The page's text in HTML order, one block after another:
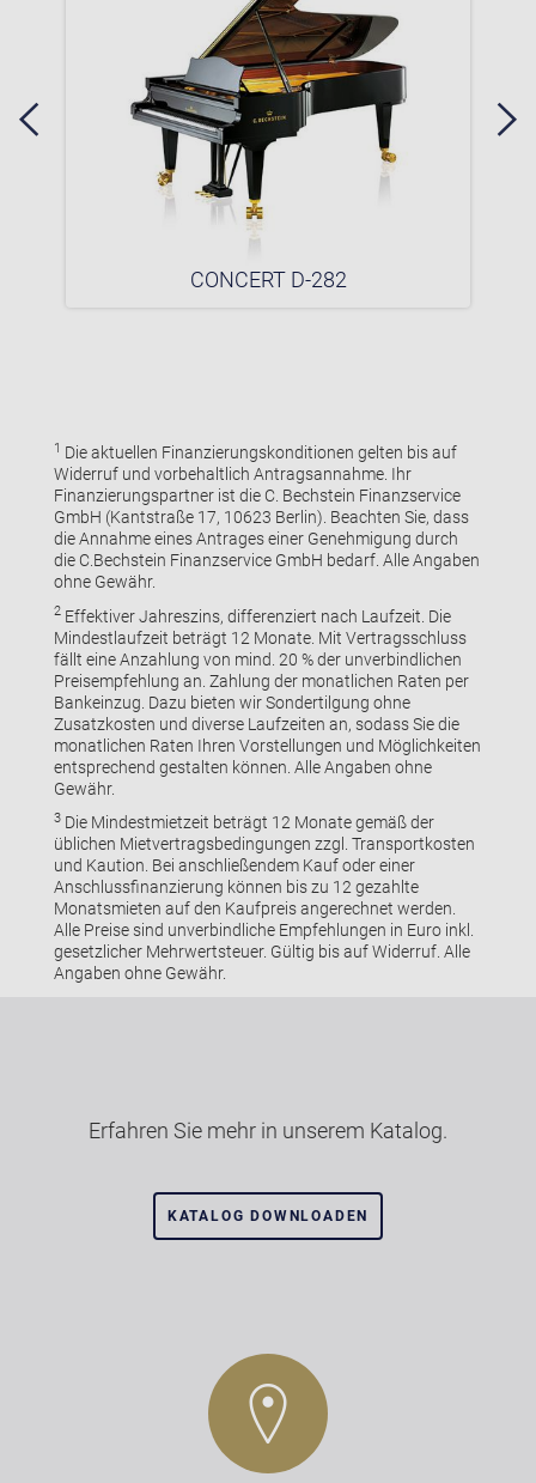
CONCERT D-282
1 Die aktuellen Finanzierungskonditionen gelten bis auf
Widerruf und vorbehaltlich Antragsannahme. Ihr
Finanzierungspartner ist die C. Bechstein Finanzservice
GmbH (Kantstraße 17, 10623 Berlin). Beachten Sie, dass
die Annahme eines Antrages einer Genehmigung durch
die C.Bechstein Finanzservice GmbH bedarf. Alle Angaben
ohne Gewähr.
2Effektiver Jahreszins, differenziert nach Laufzeit. Die
Mindestlaufzeit beträgt 12 Monate. Mit Vertragsschluss
fällt eine Anzahlung von mind. 20 % der unverbindlichen
Preisempfehlung an. Zahlung der monatlichen Raten per
Bankeinzug. Dazu bieten wir Sondertilgung ohne
Zusatzkosten und diverse Laufzeiten an, sodass Sie die
monatlichen Raten Ihren Vorstellungen und Möglichkeiten
entsprechend gestalten können. Alle Angaben ohne
Gewähr.
3Die Mindestmietzeit beträgt 12 Monate gemäß der
üblichen Mietvertragsbedingungen zzgl. Transportkosten
und Kaution. Bei anschließendem Kauf oder einer
Anschlussfinanzierung können bis zu 12 gezahlte
Monatsmieten auf den Kaufpreis angerechnet werden.
Alle Preise sind unverbindliche Empfehlungen in Euro inkl.
gesetzlicher Mehrwertsteuer. Gültig bis auf Widerruf. Alle
Angaben ohne Gewähr.
Erfahren Sie mehr in unserem Katalog.
KATALOG DOWNLOADEN